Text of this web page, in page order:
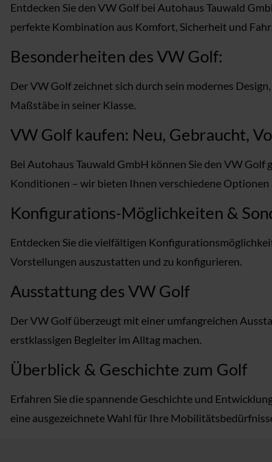
Entdecken Sie den VW Golf bei Autohaus Tauwald
perfekte Kombination aus Komfort, Sicherheit und
Besonderheiten des VW Golf:
Der VW Golf zeichnet sich durch sein modernes
Maßstäbe in seiner Klasse.
VW Golf kaufen: Neu, Gebraucht,
Bei Autohaus Tauwald GmbH können Sie den VW
Konditionen – wir bieten Ihnen verschiedene
Konfigurations-Möglichkeiten &
Entdecken Sie die vielfältigen
Vorstellungen auszustatten und zu konfigurieren.
Ausstattung des VW Golf
Der VW Golf überzeugt mit einer umfangreichen
erstklassigen Begleiter im Alltag machen.
Überblick & Geschichte zum Golf
Erfahren Sie die spannende Geschichte und
eine ausgezeichnete Wahl für Ihre